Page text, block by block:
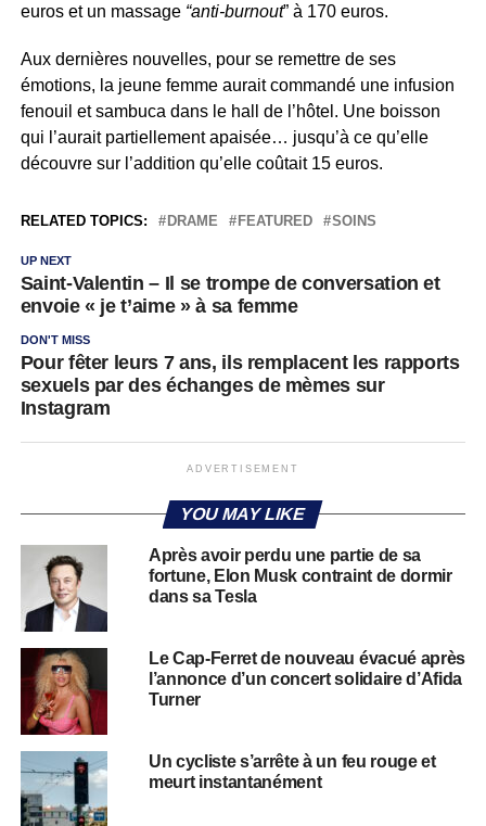
euros et un massage“anti-burnout” à 170 euros.
Aux dernières nouvelles, pour se remettre de ses
émotions, la jeune femme aurait commandé une infusion
fenouil et sambuca dans le hall de l’hôtel. Une boisson
qui l’aurait partiellement apaisée… jusqu’à ce qu’elle
découvre sur l’addition qu’elle coûtait 15 euros.
RELATED TOPICS: DRAME FEATURED SOINS
UP NEXT
Saint-Valentin – Il se trompe de conversation et
envoie « je t’aime » à sa femme
DON'T MISS
Pour fêter leurs 7 ans, ils remplacent les rapports
sexuels par des échanges de mèmes sur
Instagram
ADVERTISEMENT
YOU MAY LIKE
Après avoir perdu une partie de sa
fortune, Elon Musk contraint de dormir
dans sa Tesla
Le Cap-Ferret de nouveau évacué après
l’annonce d’un concert solidaire d’Afida
Turner
Un cycliste s’arrête à un feu rouge et
meurt instantanément